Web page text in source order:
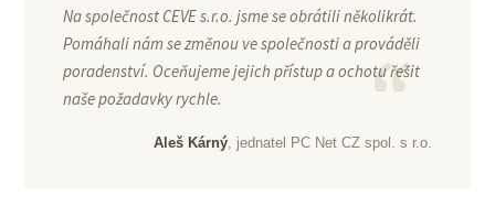
Na společnost CEVE s.r.o. jsme se obrátili několikrát.
Pomáhali nám se změnou ve společnosti a prováděli
poradenství. Oceňujeme jejich přístup a ochotu řešit
naše požadavky rychle.
Aleš Kárný, jednatel PC Net CZ spol. s r.o.